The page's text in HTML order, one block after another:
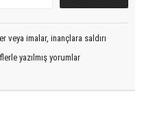
imalar, inançlara saldırı
yazılmış yorumlar